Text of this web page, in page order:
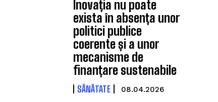
Inovația nu poate
exista în absența unor
politici publice
coerente și a unor
mecanisme de
finanțare sustenabile
SĂNĂTATE 08.04.2026